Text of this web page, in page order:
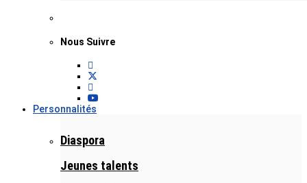
Nous Suivre
Personnalités
Diaspora
Jeunes talents